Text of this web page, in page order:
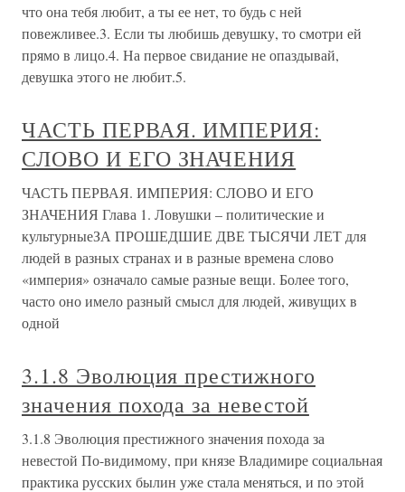
что она тебя любит, а ты ее нет, то будь с ней
повежливее.3. Если ты любишь девушку, то смотри ей
прямо в лицо.4. На первое свидание не опаздывай,
девушка этого не любит.5.
ЧАСТЬ ПЕРВАЯ. ИМПЕРИЯ:
СЛОВО И ЕГО ЗНАЧЕНИЯ
ЧАСТЬ ПЕРВАЯ. ИМПЕРИЯ: СЛОВО И ЕГО
ЗНАЧЕНИЯ Глава 1. Ловушки – политические и
культурныеЗА ПРОШЕДШИЕ ДВЕ ТЫСЯЧИ ЛЕТ для
людей в разных странах и в разные времена слово
«империя» означало самые разные вещи. Более того,
часто оно имело разный смысл для людей, живущих в
одной
3.1.8 Эволюция престижного
значения похода за невестой
3.1.8 Эволюция престижного значения похода за
невестой По-видимому, при князе Владимире социальная
практика русских былин уже стала меняться, и по этой